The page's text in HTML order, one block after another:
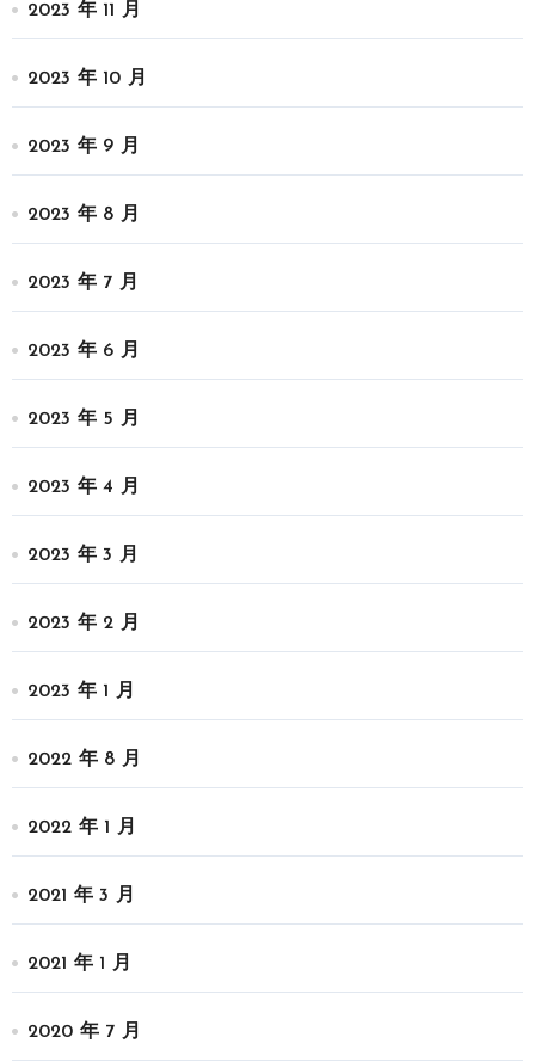
2023 年 11 月
2023 年 10 月
2023 年 9 月
2023 年 8 月
2023 年 7 月
2023 年 6 月
2023 年 5 月
2023 年 4 月
2023 年 3 月
2023 年 2 月
2023 年 1 月
2022 年 8 月
2022 年 1 月
2021 年 3 月
2021 年 1 月
2020 年 7 月